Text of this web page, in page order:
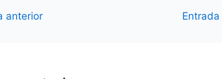
anterior